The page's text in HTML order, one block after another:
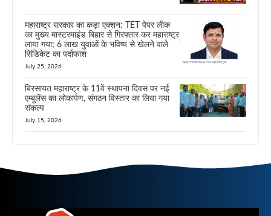
महाराष्ट्र सरकार का कड़ा एक्शन: TET पेपर लीक
का मुख्य मास्टरमाइंड बिहार से गिरफ्तार कर महाराष्ट्र
लाया गया; 6 लाख युवाओं के भविष्य से खेलने वाले
सिंडिकेट का पर्दाफाश
July 25, 2026
बिरसायत महाराष्ट्र के 11वें स्थापना दिवस पर नई
एम्बुलेंस का लोकार्पण, संगठन विस्तार का लिया गया
संकल्प
July 15, 2026